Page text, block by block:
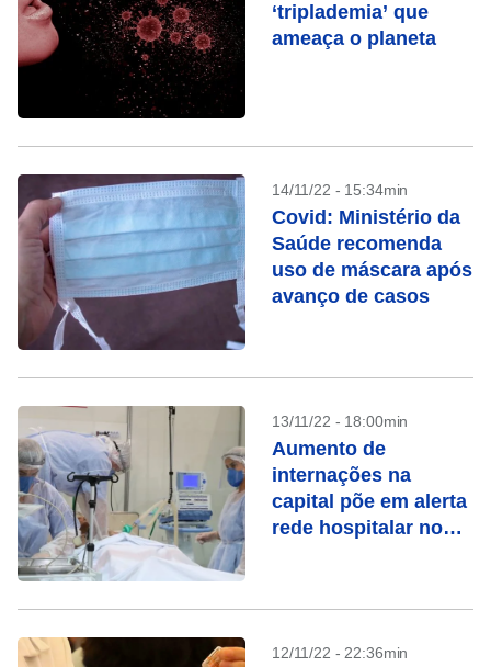
‘triplademia’ que
ameaça o planeta
14/11/22 - 15:34min
Covid: Ministério da
Saúde recomenda
uso de máscara após
avanço de casos
13/11/22 - 18:00min
Aumento de
internações na
capital põe em alerta
rede hospitalar no
12/11/22 - 22:36min